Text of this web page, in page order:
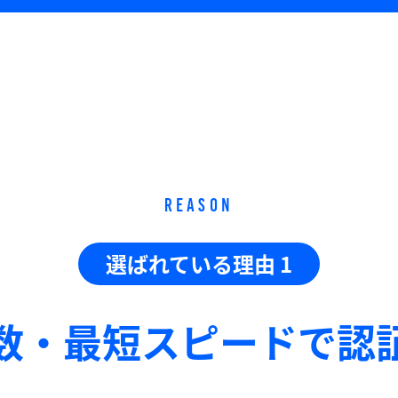
REASON
選ばれている理由 1
・最短スピードで認